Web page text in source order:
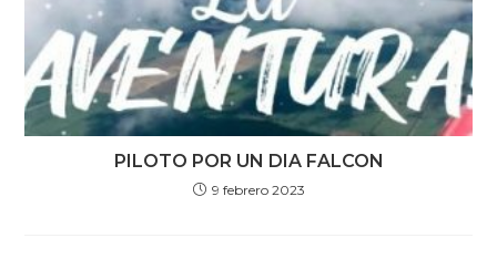
PILOTO POR UN DIA FALCON
9 febrero 2023